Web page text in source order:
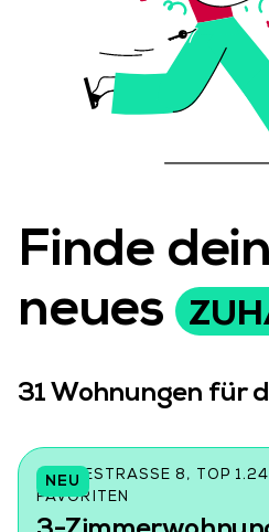
Finde dein
neues
31 Wohnungen für
NEU
CZEIKESTRASSE 8, TOP 1.24
AVORITEN